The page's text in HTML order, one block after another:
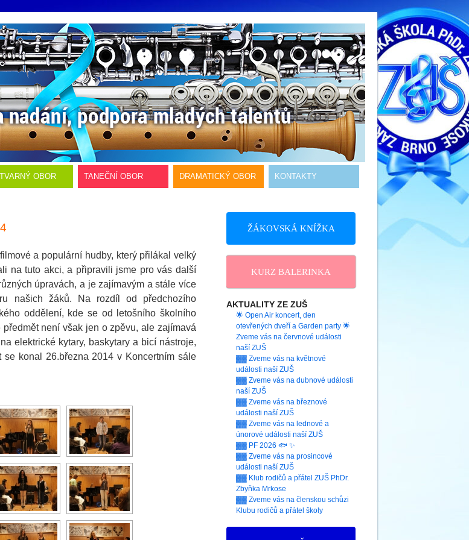
OBOR TANEČNÍ OBOR DRAMATICKÝ OBOR KONTAKTY
a populární hudby, který přilákal velký
na tuto akci, a připravili jsme pro vás další
úpravách, a je zajímavým a stále více
našich žáků. Na rozdíl od předchozího
oddělení, kde se od letošního školního
není však jen o zpěvu, ale zajímavá
elektrické kytary, baskytary a bicí nástroje,
konal 26.března 2014 v Koncertním sále
ŽÁKOVSKÁ KNÍŽKA
KURZ BALERINKA
AKTUALITY ZE ZUŠ
🌟 Open Air koncert, den
otevřených dveří a Garden party 🌟
Zveme vás na červnové události
naší ZUŠ
▓▓ Zveme vás na květnové
události naší ZUŠ
▓▓ Zveme vás na dubnové události
naší ZUŠ
▓▓ Zveme vás na březnové
události naší ZUŠ
▓▓ Zveme vás na lednové a
únorové události naší ZUŠ
▓▓ PF 2026 🐟 ✨
▓▓ Zveme vás na prosincové
události naší ZUŠ
▓▓ Klub rodičů a přátel ZUŠ PhDr.
Zbyňka Mrkose
▓▓ Zveme vás na členskou schůzi
Klubu rodičů a přátel školy